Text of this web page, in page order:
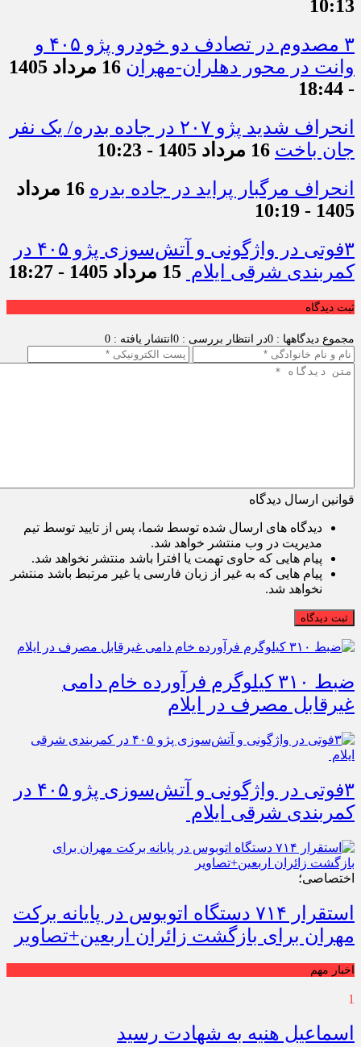
10:13
۳ مصدوم در تصادف دو خودرو پژو ۴۰۵ و
وانت در محور دهلران-مهران
16 مرداد 1405
- 18:44
انحراف شدید پژو ۲۰۷ در جاده بدره/ یک نفر
جان باخت 16 مرداد 1405 - 10:23
انحراف مرگبار پراید در جاده بدره
16 مرداد
1405 - 10:19
۳فوتی در واژگونی و آتش‌سوزی پژو ۴۰۵ در
کمربندی شرقی ایلام 15 مرداد 1405 - 18:27
ثبت دیدگاه
مجموع دیدگاهها : 0 در انتظار بررسی : 0 انتشار یافته : 0
قوانین ارسال دیدگاه
دیدگاه های ارسال شده توسط شما، پس از تایید توسط تیم
مدیریت در وب منتشر خواهد شد.
پیام هایی که حاوی تهمت یا افترا باشد منتشر نخواهد شد.
پیام هایی که به غیر از زبان فارسی یا غیر مرتبط باشد منتشر
نخواهد شد.
ثبت دیدگاه
ضبط ۳۱۰ کیلوگرم فرآورده خام دامی
غیرقابل مصرف در ایلام
۳فوتی در واژگونی و آتش‌سوزی پژو ۴۰۵ در
کمربندی شرقی ایلام
اختصاصی؛
استقرار ۷۱۴ دستگاه اتوبوس در پایانه برکت
مهران برای بازگشت زائران اربعین+تصاویر
اخبار مهم
1
اسماعیل هنیه به شهادت رسید